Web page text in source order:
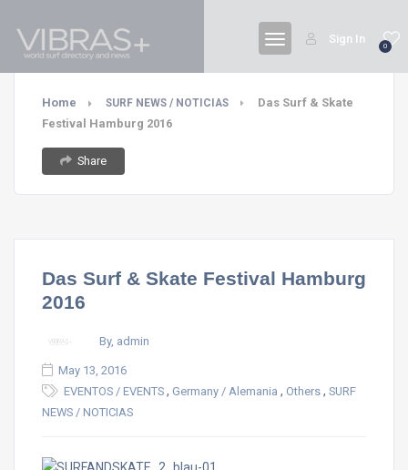
0
Sign In
Home SURF NEWS / NOTICIAS
Das Surf & Skate
Festival Hamburg 2016
Share
Das Surf & Skate Festival Hamburg
2016
By, admin
May 13, 2016
EVENTOS / EVENTS , Germany / Alemania , Others , SURF
NEWS / NOTICIAS